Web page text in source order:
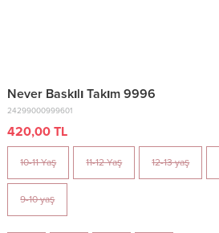
Never Baskılı Takım 9996
24299000999601
420,00 TL
10-11 Yaş 11-12 Yaş 12-13 yaş
9-10 yaş